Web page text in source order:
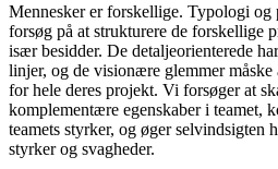
Mennesker er forskellige. Typologi og
forsøg på at strukturere de forskellige
især besidder. De detaljeorienterede
linjer, og de visionære glemmer måske
for hele deres projekt. Vi forsøger at
komplementære egenskaber i teamet,
teamets styrker, og øger selvindsigten
styrker og svagheder.